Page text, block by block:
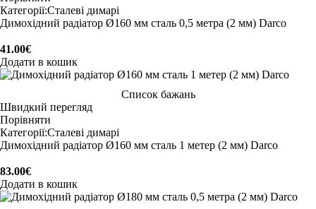
Категорії:Сталеві димарі
Димохідний радіатор Ø160 мм сталь 0,5 метра (2 мм) Darco
41.00€
Додати в кошик
Список бажань
Швидкий перегляд
Порівняти
Категорії:Сталеві димарі
Димохідний радіатор Ø160 мм сталь 1 метер (2 мм) Darco
83.00€
Додати в кошик